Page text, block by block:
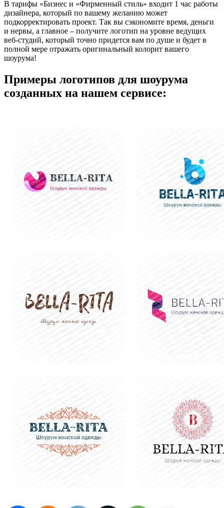
В тарифы «Бизнес и «Фирменный стиль» входит 1 час работы
дизайнера, который по вашему желанию может
подкорректировать проект. Так вы сэкономите время, деньги
и нервы, а главное – получите логотип на уровне ведущих
веб-студий, который точно придется вам по душе и будет в
полной мере отражать оригинальный колорит вашего
шоурума!
Примеры логотипов для шоурума
созданных на нашем сервисе: